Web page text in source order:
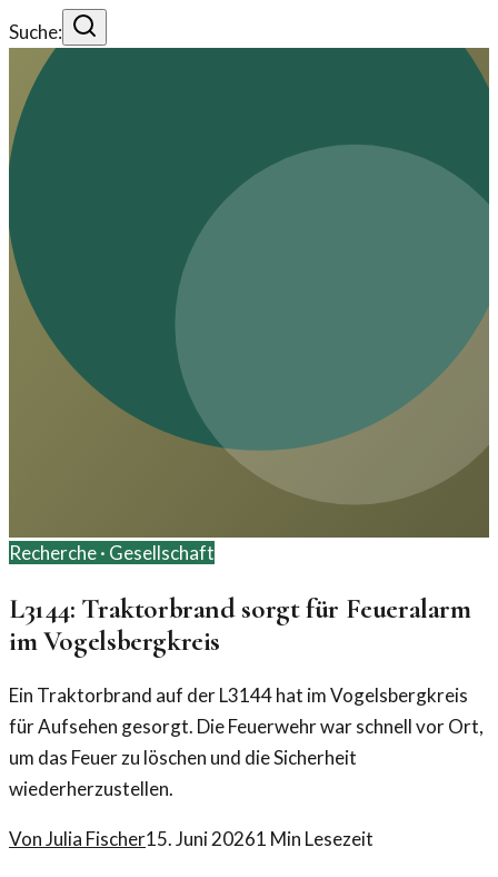
Suche:
Recherche · Gesellschaft
L3144: Traktorbrand sorgt für Feueralarm
im Vogelsbergkreis
Ein Traktorbrand auf der L3144 hat im Vogelsbergkreis
für Aufsehen gesorgt. Die Feuerwehr war schnell vor Ort,
um das Feuer zu löschen und die Sicherheit
wiederherzustellen.
VonJulia Fischer15. Juni 20261 Min Lesezeit